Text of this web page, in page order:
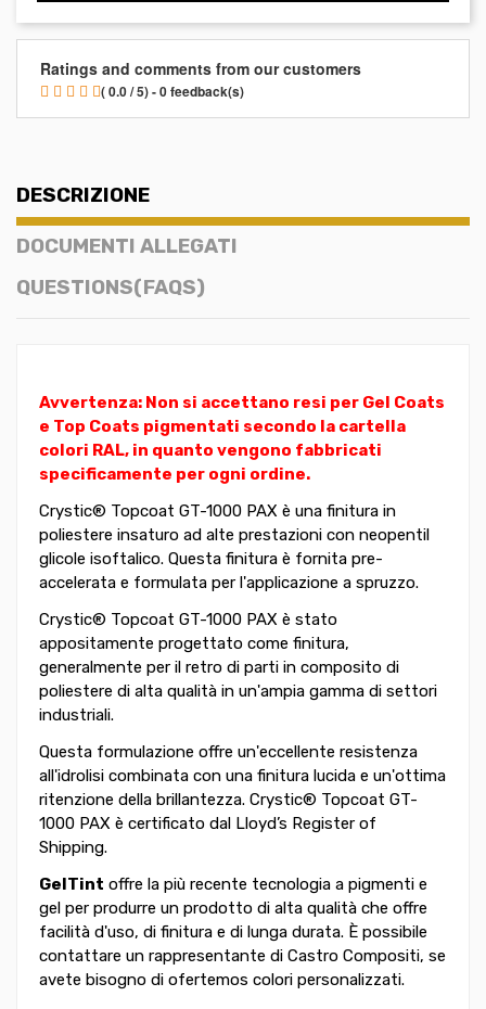
Ratings and comments from our customers
( 0.0 / 5) - 0 feedback(s)
DESCRIZIONE
DOCUMENTI ALLEGATI
QUESTIONS(FAQS)
Avvertenza: Non si accettano resi per Gel Coats
e Top Coats pigmentati secondo la cartella
colori RAL, in quanto vengono fabbricati
specificamente per ogni ordine.
Crystic® Topcoat GT-1000 PAX è una finitura in
poliestere insaturo ad alte prestazioni con neopentil
glicole isoftalico. Questa finitura è fornita pre-
accelerata e formulata per l'applicazione a spruzzo.
Crystic® Topcoat GT-1000 PAX è stato
appositamente progettato come finitura,
generalmente per il retro di parti in composito di
poliestere di alta qualità in un'ampia gamma di settori
industriali.
Questa formulazione offre un'eccellente resistenza
all'idrolisi combinata con una finitura lucida e un'ottima
ritenzione della brillantezza. Crystic® Topcoat GT-
1000 PAX è certificato dal Lloyd’s Register of
Shipping.
GelTint offre la più recente tecnologia a pigmenti e
gel per produrre un prodotto di alta qualità che offre
facilità d'uso, di finitura e di lunga durata. È possibile
contattare un rappresentante di Castro Compositi, se
avete bisogno di ofertemos colori personalizzati.